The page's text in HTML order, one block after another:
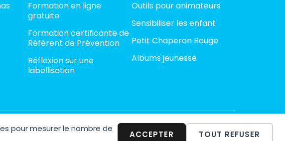
pour mesurer le nombre de
ACCEPTER TOUT REFUSER
Formation en ligne
gratuite
Formation certificante de
Référent de Prévention
Réflexion sur une
labellisation
Outils pour animateurs
Sensibiliser les enfant
Petit Chaperon Rouge
Albums jeunesse
contre la pédocriminalité